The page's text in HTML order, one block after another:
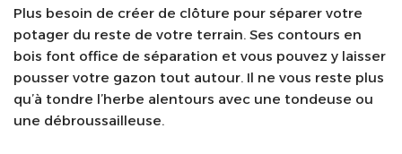
Plus besoin de créer de clôture pour séparer votre
potager du reste de votre terrain. Ses contours en
bois font office de séparation et vous pouvez y laisser
pousser votre gazon tout autour. Il ne vous reste plus
qu’à tondre l’herbe alentours avec une tondeuse ou
une débroussailleuse.